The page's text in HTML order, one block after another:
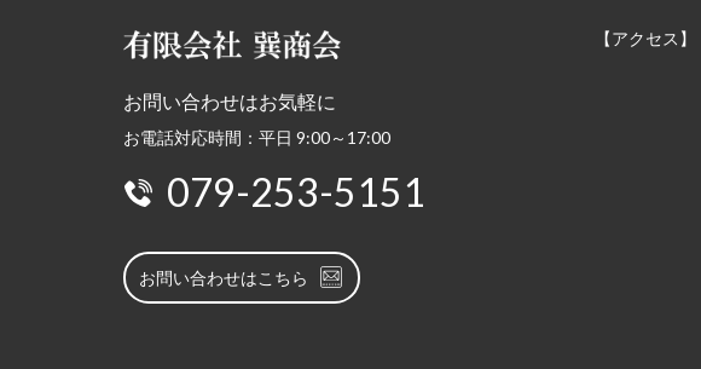
お問い合わせはお気軽に
お電話対応時間：平日 9:00～17:00
079-253-5151
お問い合わせはこちら
【アクセス】